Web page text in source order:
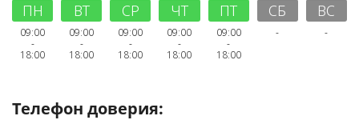
ПН
09:00
-
18:00
ВТ
09:00
-
18:00
СР
09:00
-
18:00
ЧТ
09:00
-
18:00
ПТ
09:00
-
18:00
СБ
-
ВС
-
Телефон доверия: